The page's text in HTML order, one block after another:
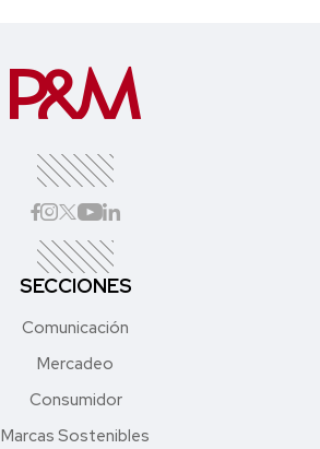
SECCIONES
Comunicación
Mercadeo
Consumidor
Marcas Sostenibles